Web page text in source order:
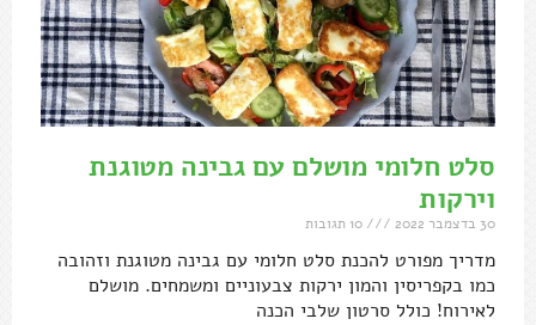
סלט חלומי מושלם עם גבינה מטוגנת
וירקות
30 בדצמבר 2022
מדריך מפורט להכנת סלט חלומי עם גבינה מטוגנת וזהובה
כמו בקפריסין והמון ירקות צבעוניים ומשמחים. מושלם
לאירוח! כולל סרטון שלבי הכנה